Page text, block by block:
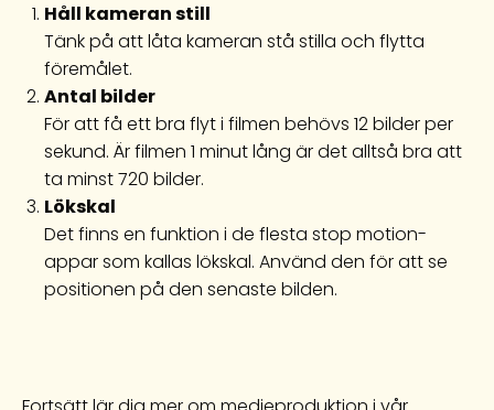
Håll kameran still
Tänk på att låta kameran stå stilla och flytta
föremålet.
Antal bilder
För att få ett bra flyt i filmen behövs 12 bilder per
sekund. Är filmen 1 minut lång är det alltså bra att
ta minst 720 bilder.
Lökskal
Det finns en funktion i de flesta stop motion-
appar som kallas lökskal. Använd den för att se
positionen på den senaste bilden.